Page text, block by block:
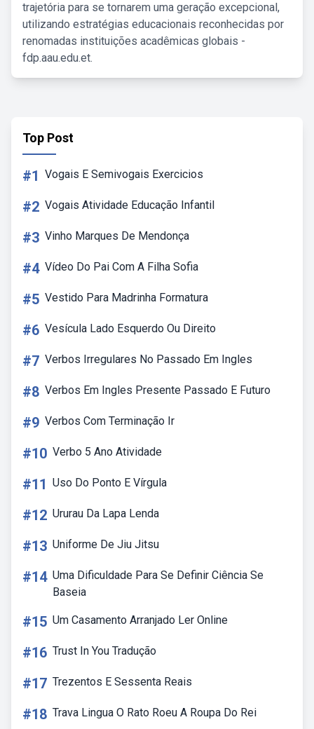
trajetória para se tornarem uma geração excepcional,
utilizando estratégias educacionais reconhecidas por
renomadas instituições acadêmicas globais -
fdp.aau.edu.et.
Top Post
#1 Vogais E Semivogais Exercicios
#2 Vogais Atividade Educação Infantil
#3 Vinho Marques De Mendonça
#4 Vídeo Do Pai Com A Filha Sofia
#5 Vestido Para Madrinha Formatura
#6 Vesícula Lado Esquerdo Ou Direito
#7 Verbos Irregulares No Passado Em Ingles
#8 Verbos Em Ingles Presente Passado E Futuro
#9 Verbos Com Terminação Ir
#10 Verbo 5 Ano Atividade
#11 Uso Do Ponto E Vírgula
#12 Ururau Da Lapa Lenda
#13 Uniforme De Jiu Jitsu
#14 Uma Dificuldade Para Se Definir Ciência Se
Baseia
#15 Um Casamento Arranjado Ler Online
#16 Trust In You Tradução
#17 Trezentos E Sessenta Reais
#18 Trava Lingua O Rato Roeu A Roupa Do Rei